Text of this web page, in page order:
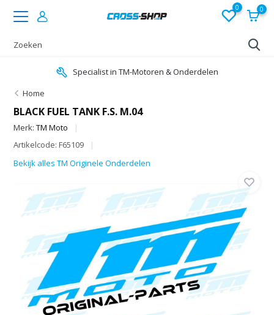
0 0
Specialist in TM-Motoren & Onderdelen
Home
BLACK FUEL TANK F.S. M.04
Merk:TM Moto
Artikelcode: F65109
Bekijk alles TM Originele Onderdelen